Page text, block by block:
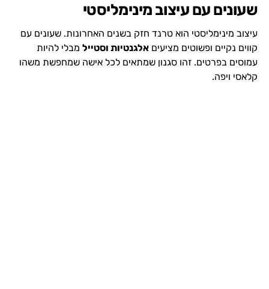
שעונים עם עיצוב מינימליסטי
עיצוב מינימליסטי הוא טרנד חזק בשנים האחרונות. שעונים עם
קווים נקיים ופשוטים מציעים אלגנטיות וסטיילמבלי להיות
עמוסים בפרטים. זהו סגנון שמתאים לכל אישה שמחפשת משהו
קלאסי ויפה.